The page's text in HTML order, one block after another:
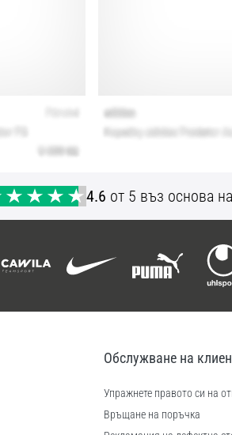
4.6 от 5 въз основа на
Обслужване на
Упражнете правото си на
Връщане на поръчка